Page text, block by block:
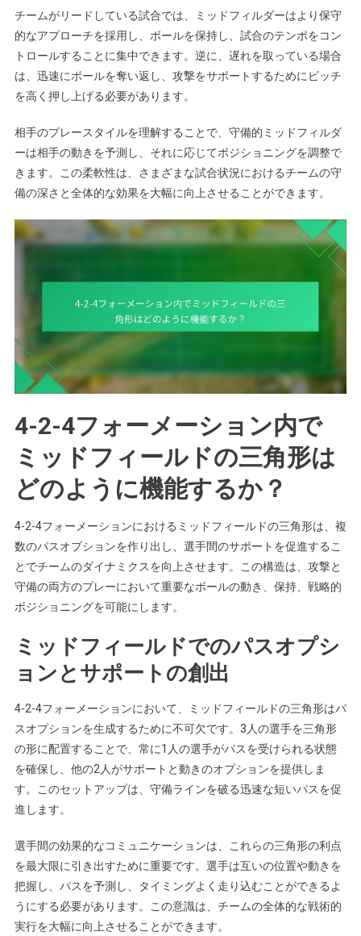
チームがリードしている試合では、ミッドフィルダーはより保守
的なアプローチを採用し、ボールを保持し、試合のテンポをコン
トロールすることに集中できます。逆に、遅れを取っている場合
は、迅速にボールを奪い返し、攻撃をサポートするためにピッチ
を高く押し上げる必要があります。
相手のプレースタイルを理解することで、守備的ミッドフィルダ
ーは相手の動きを予測し、それに応じてポジショニングを調整で
きます。この柔軟性は、さまざまな試合状況におけるチームの守
備の深さと全体的な効果を大幅に向上させることができます。
4-2-4フォーメーション内で
ミッドフィールドの三角形は
どのように機能するか？
4-2-4フォーメーションにおけるミッドフィールドの三角形は、複
数のパスオプションを作り出し、選手間のサポートを促進するこ
とでチームのダイナミクスを向上させます。この構造は、攻撃と
守備の両方のプレーにおいて重要なボールの動き、保持、戦略的
ポジショニングを可能にします。
ミッドフィールドでのパスオプシ
ョンとサポートの創出
4-2-4フォーメーションにおいて、ミッドフィールドの三角形はパ
スオプションを生成するために不可欠です。3人の選手を三角形
の形に配置することで、常に1人の選手がパスを受けられる状態
を確保し、他の2人がサポートと動きのオプションを提供しま
す。このセットアップは、守備ラインを破る迅速な短いパスを促
進します。
選手間の効果的なコミュニケーションは、これらの三角形の利点
を最大限に引き出すために重要です。選手は互いの位置や動きを
把握し、パスを予測し、タイミングよく走り込むことができるよ
うにする必要があります。この意識は、チームの全体的な戦術的
実行を大幅に向上させることができます。